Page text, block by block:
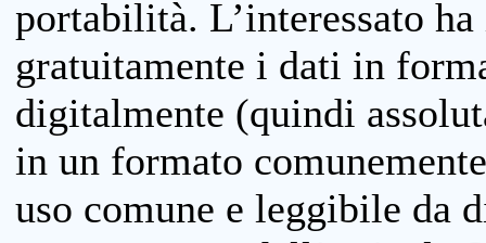
portabilità. L’interessato
gratuitamente i dati in
digitalmente (quindi
in un formato
uso comune e leggibile da